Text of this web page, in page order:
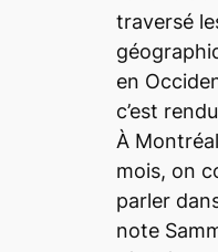
traversé
en
c’est
À
mois, on
parler
note